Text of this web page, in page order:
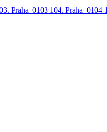
Praha_0103 104. Praha_0104